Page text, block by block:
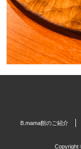
B.mama館のご紹介
Copyright